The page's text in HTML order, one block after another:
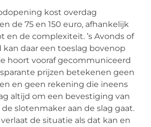
kost overdag
de 75 en 150 euro, afhankelijk
en de complexiteit. ’s Avonds of
daar een toeslag bovenop
hoort vooraf gecommuniceerd
prijzen betekenen geen
en geen rekening die ineens
altijd om een bevestiging van
slotenmaker aan de slag gaat.
de situatie als dat kan en